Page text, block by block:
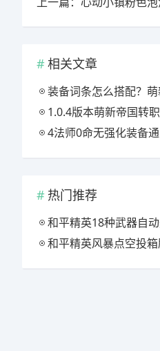
相关文章
装备词条怎么搭配？
1.0.4版本萌新帝国转
4法师0命无强化装备
热门推荐
和平精英18种武器自
和平精英风暴点空投